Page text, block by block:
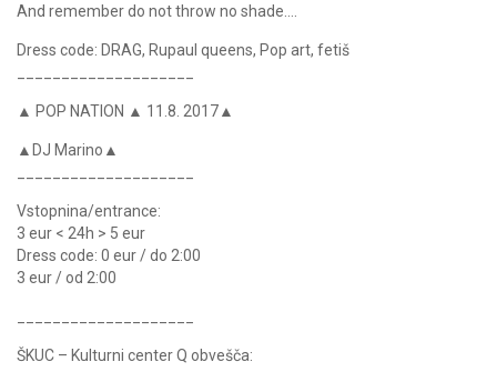
And remember do not throw no shade….
Dress code: DRAG, Rupaul queens, Pop art, fetiš
▲ POP NATION ▲ 11.8. 2017▲
▲DJ Marino▲
Vstopnina/entrance:
3 eur < 24h > 5 eur
Dress code: 0 eur / do 2:00
3 eur / od 2:00
ŠKUC – Kulturni center Q obvešča: